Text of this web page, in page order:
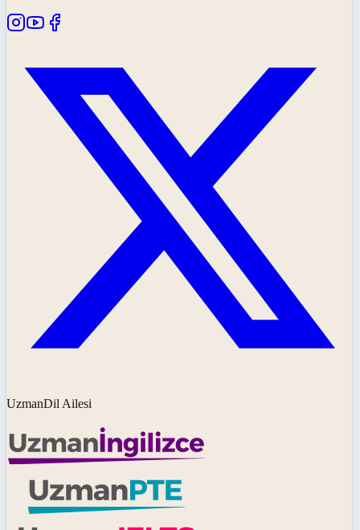
UzmanDil Ailesi